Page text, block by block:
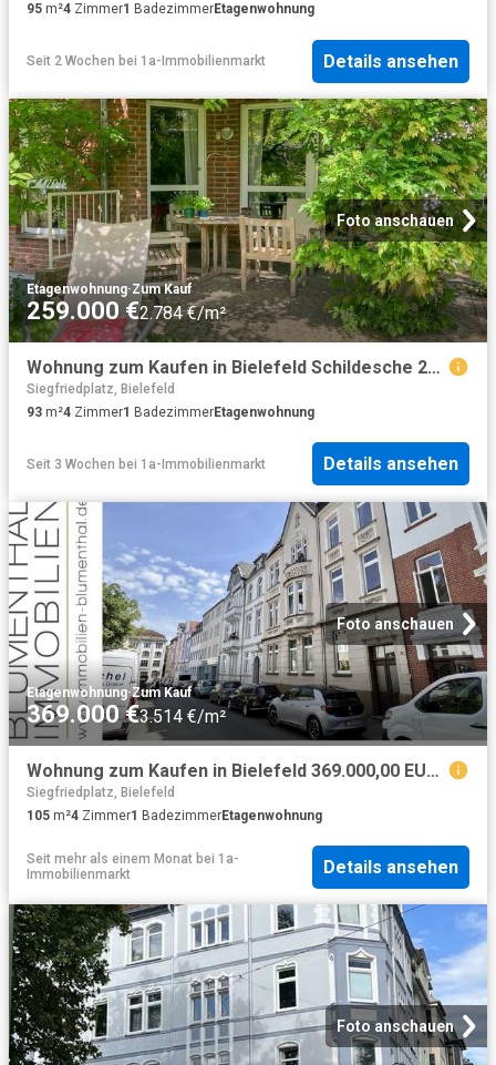
95 m²4 Zimmer1 BadezimmerEtagenwohnung
Seit 2 Wochen bei 1a-Immobilienmarkt Details ansehen
Foto anschauen
Etagenwohnung·Zum Kauf
259.000 €2.784 €/m²
Wohnung zum Kaufen in Bielefeld Schildesche 259.000,00 EUR 93.72 m²
Siegfriedplatz, Bielefeld
93 m²4 Zimmer1 BadezimmerEtagenwohnung
Seit 3 Wochen bei 1a-Immobilienmarkt Details ansehen
Foto anschauen
Etagenwohnung·Zum Kauf
369.000 €3.514 €/m²
Wohnung zum Kaufen in Bielefeld 369.000,00 EUR 105.12 m²
Siegfriedplatz, Bielefeld
105 m²4 Zimmer1 BadezimmerEtagenwohnung
Seit mehr als einem Monat bei 1a-
Immobilienmarkt
Details ansehen
Foto anschauen